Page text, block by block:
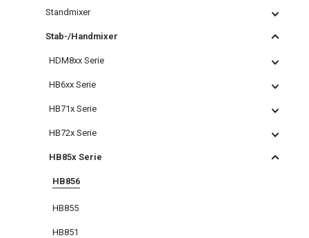
Standmixer
Stab-/Handmixer
HDM8xx Serie
HB6xx Serie
HB71x Serie
HB72x Serie
HB85x Serie
HB856
HB855
HB851